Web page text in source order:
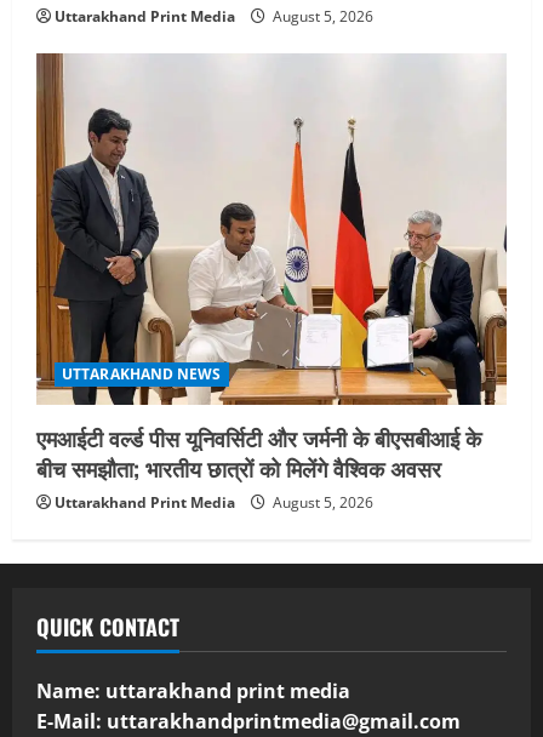
Uttarakhand Print Media August 5, 2026
UTTARAKHAND NEWS
एमआईटी वर्ल्ड पीस यूनिवर्सिटी और जर्मनी के बीएसबीआई के
बीच समझौता; भारतीय छात्रों को मिलेंगे वैश्विक अवसर
Uttarakhand Print Media August 5, 2026
QUICK CONTACT
Name: uttarakhand print media
E-Mail: uttarakhandprintmedia@gmail.com